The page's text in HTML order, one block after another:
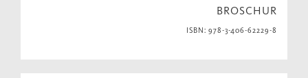
BROSCHUR
ISBN: 978-3-406-62229-8